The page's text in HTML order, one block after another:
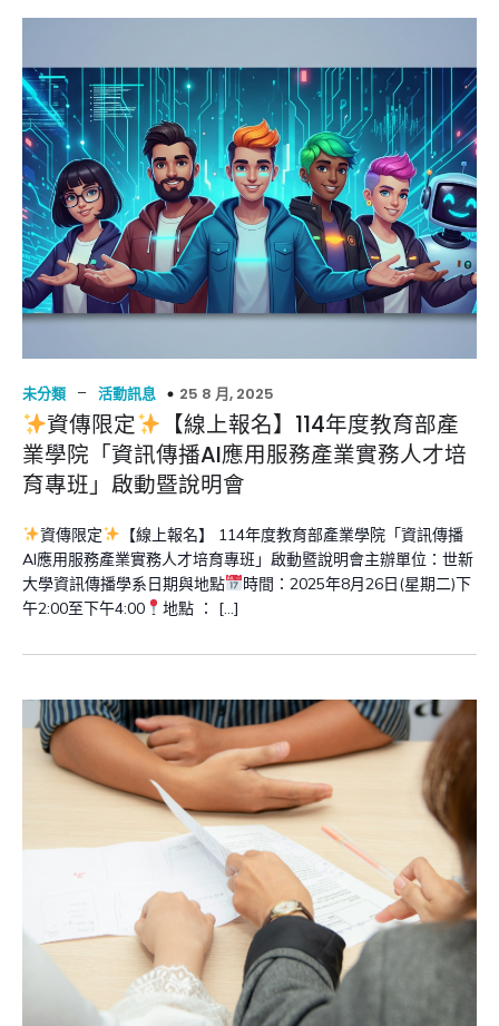
未分類 – 活動訊息 25 8 月, 2025
資傳限定
【線上報名】114年度教育部產
業學院「資訊傳播AI應用服務產業實務人才培
育專班」啟動暨說明會
資傳限定
【線上報名】 114年度教育部產業學院「資訊傳播
AI應用服務產業實務人才培育專班」啟動暨說明會主辦單位：世新
大學資訊傳播學系日期與地點
時間：2025年8月26日(星期二)下
午2:00至下午4:00
地點 ： […]